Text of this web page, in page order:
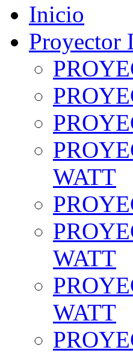
Inicio
Proyector
WATT
WATT
WATT